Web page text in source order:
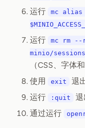
运行
mc
运行
mc rm
minio/
（CSS、字体
使用
exit
退
运行
:quit
退
通过运行